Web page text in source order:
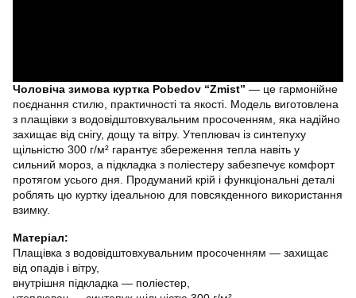
Чоловіча зимова куртка Pobedov “Zmist” — це гармонійне
поєднання стилю, практичності та якості. Модель виготовлена
з плащівки з водовідштовхувальним просоченням, яка надійно
захищає від снігу, дощу та вітру. Утеплювач із синтепуху
щільністю 300 г/м² гарантує збереження тепла навіть у
сильний мороз, а підкладка з поліестеру забезпечує комфорт
протягом усього дня. Продуманий крій і функціональні деталі
роблять цю куртку ідеальною для повсякденного використання
взимку.
Матеріал:
Плащівка з водовідштовхувальним просоченням — захищає
від опадів і вітру,
внутрішня підкладка — поліестер,